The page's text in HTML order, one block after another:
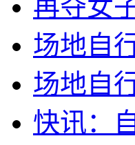
再夺女
场地自
场地自
快讯：